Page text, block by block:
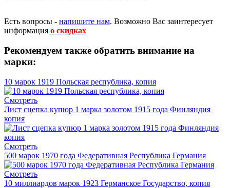
Есть вопросы - напишите нам. Возможно Вас заинтересует
информация о скидках
Рекомендуем также обратить внимание на
марки:
10 марок 1919 Польская республика, копия
Смотреть
Лист сцепка купюр 1 марка золотом 1915 года Финляндия
копия
Смотреть
500 марок 1970 года Федеративная Республика Германия
Смотреть
10 миллиардов марок 1923 Германское Государство, копия